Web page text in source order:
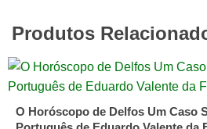
–
Ione
França
Produtos
O Horóscopo de Delfos Um Caso